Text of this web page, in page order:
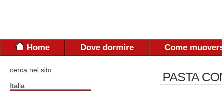
Home Dove dormire Come
cerca nel sito
Italia
PASTA